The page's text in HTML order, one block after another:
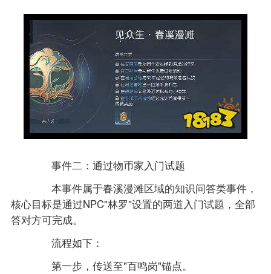
事件二：通过物币家入门试题
本事件属于春溪漫滩区域的知识问答类事件，
核心目标是通过NPC"林罗"设置的两道入门试题，全部
答对方可完成。
流程如下：
第一步，传送至"百鸣岗"锚点。